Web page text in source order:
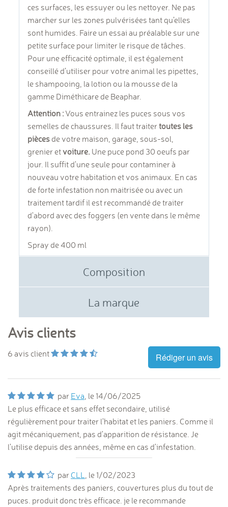
ces surfaces, les essuyer ou les nettoyer. Ne pas
marcher sur les zones pulvérisées tant qu’elles
sont humides. Faire un essai au préalable sur une
petite surface pour limiter le risque de tâches.
Pour une efficacité optimale, il est également
conseillé d’utiliser pour votre animal les pipettes,
le shampooing, la lotion ou la mousse de la
gamme Diméthicare de Beaphar.
Attention :Vous entrainez les puces sous vos
semelles de chaussures. Il faut traiter toutes les
pièces de votre maison, garage, sous-sol,
grenier etvoiture. Une puce pond 30 oeufs par
jour. Il suffit d'une seule pour contaminer à
nouveau votre habitation et vos animaux. En cas
de forte infestation non maitrisée ou avec un
traitement tardif il est recommandé de traiter
d'abord avec des foggers (en vente dans le même
rayon).
Spray de 400 ml
Composition
La marque
Avis clients
6 avis client Rédiger un avis
par Eva, le 14/06/2025
Le plus efficace et sans effet secondaire, utilisé
régulièrement pour traiter l'habitat et les paniers. Comme il
agit mécaniquement, pas d'apparition de résistance. Je
l'utilise depuis des années, même en cas d'infestation.
par CLL, le 1/02/2023
Après traitements des paniers, couvertures plus du tout de
puces. produit donc très efficace. je le recommande